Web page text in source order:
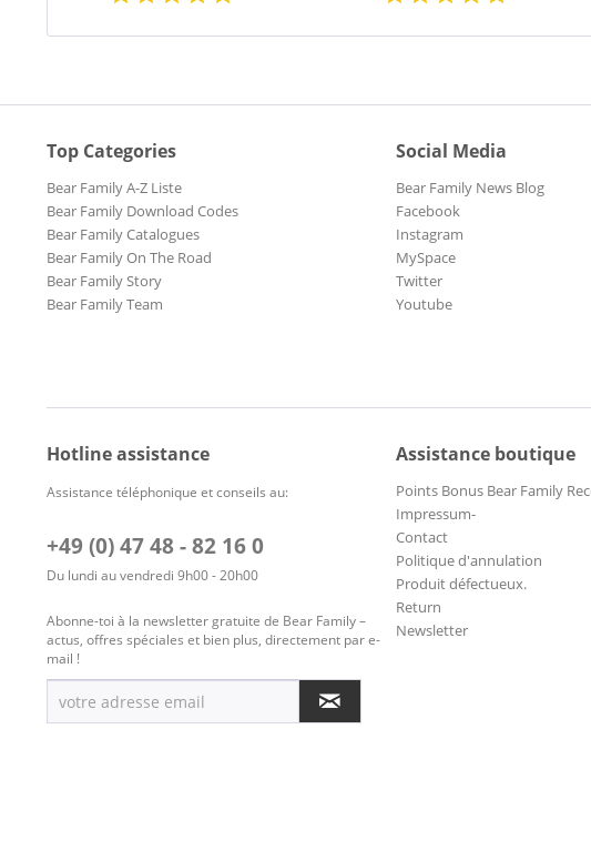
Top Categories
Bear Family A-Z Liste
Bear Family Download Codes
Bear Family Catalogues
Bear Family On The Road
Bear Family Story
Bear Family Team
Social Media
Bear Family News Blog
Facebook
Instagram
MySpace
Twitter
Youtube
Hotline assistance
Assistance téléphonique et conseils au:
+49 (0) 47 48 - 82 16 0
Du lundi au vendredi 9h00 - 20h00
Abonne-toi à la newsletter gratuite de Bear Family –
actus, offres spéciales et bien plus, directement par e-
mail !
Assistance boutique
Points Bonus Bear Family
Impressum-
Contact
Politique d'annulation
Produit défectueux.
Return
Newsletter